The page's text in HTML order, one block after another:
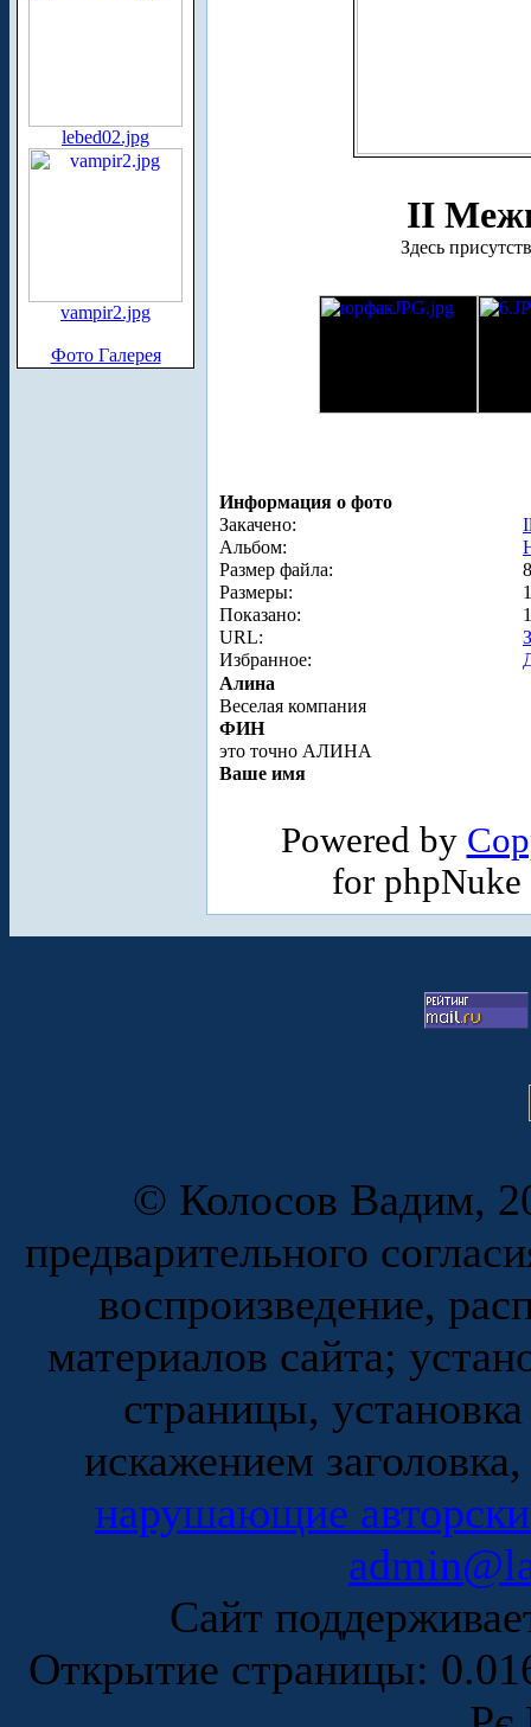
lebed02.jpg
vampir2.jpg
Фото Галерея
II
Здесь
Информация о фото
Закачено:
Альбом:
Размер файла:
Размеры:
Показано:
URL:
Избранное:
Алина
Веселая компания
ФИН
это точно АЛИНА
Ваше имя
Powered by
for
© Колосов Вадим,
предварительного
воспроизведение,
материалов сайта;
страницы,
искажением
нарушающие
Сайт
Открытие страницы: